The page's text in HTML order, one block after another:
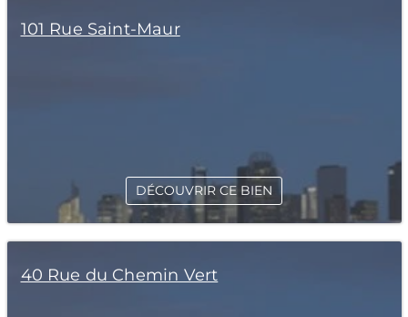
101 Rue Saint-Maur
DÉCOUVRIR CE BIEN
40 Rue du Chemin Vert